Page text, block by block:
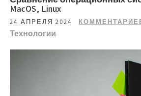
MacOS, Linux
24 АПРЕЛЯ 2024
Технологии